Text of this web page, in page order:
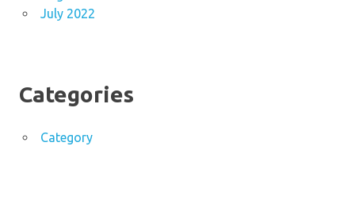
July 2022
Categories
Category